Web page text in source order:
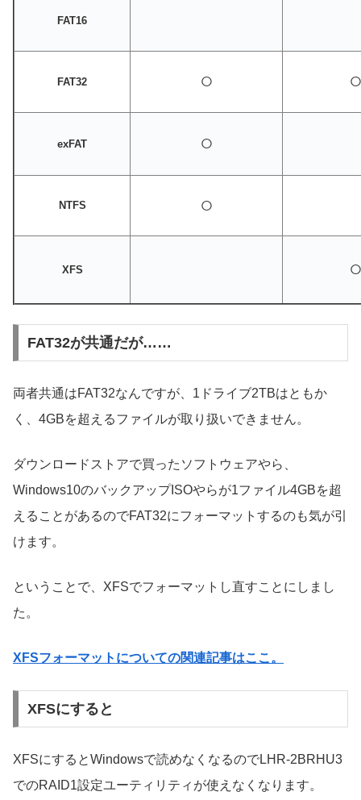
FAT16
FAT32 ○
exFAT ○
NTFS ○
XFS
FAT32が共通だが……
両者共通はFAT32なんですが、1ドライブ2TBはともか
く、4GBを超えるファイルが取り扱いできません。
ダウンロードストアで買ったソフトウェアやら、
Windows10のバックアップISOやらが1ファイル4GBを超
えることがあるのでFAT32にフォーマットするのも気が引
けます。
ということで、XFSでフォーマットし直すことにしまし
た。
XFSフォーマットについての関連記事はここ。
XFSにすると
XFSにするとWindowsで読めなくなるのでLHR-2BRHU3
でのRAID1設定ユーティリティが使えなくなります。